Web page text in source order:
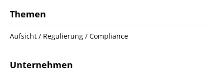
Themen
Aufsicht / Regulierung / Compliance
Unternehmen